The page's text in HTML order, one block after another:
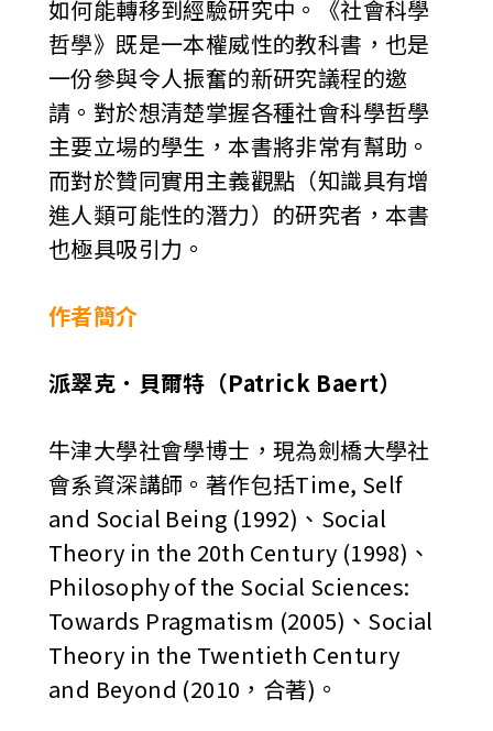
如何能轉移到經驗研究中。《社會科學
哲學》既是一本權威性的教科書，也是
一份參與令人振奮的新研究議程的邀
請。對於想清楚掌握各種社會科學哲學
主要立場的學生，本書將非常有幫助。
而對於贊同實用主義觀點（知識具有增
進人類可能性的潛力）的研究者，本書
也極具吸引力。
作者簡介
派翠克．貝爾特（Patrick Baert）
牛津大學社會學博士，現為劍橋大學社
會系資深講師。著作包括Time, Self
and Social Being (1992)、Social
Theory in the 20th Century (1998)、
Philosophy of the Social Sciences:
Towards Pragmatism (2005)、Social
Theory in the Twentieth Century
and Beyond (2010，合著)。